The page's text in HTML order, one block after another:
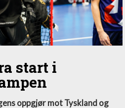
start i
oppgjør mot Tyskland og